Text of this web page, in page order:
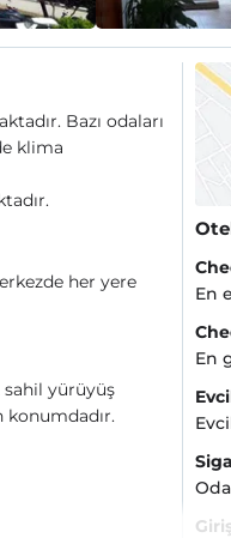
Bazı odaları
klima
her yere
sahil yürüyüş
konumdadır.
En
En